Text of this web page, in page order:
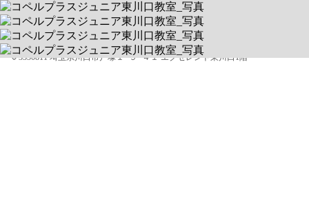
送迎なし/当エリア対応 空きあり
平日 9:30-18:30 / 土 9:30-18:30
3330811 埼玉県川口市戸塚１−９−４１ エクセレント東川口1階